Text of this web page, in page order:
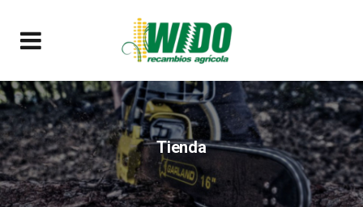
Tienda